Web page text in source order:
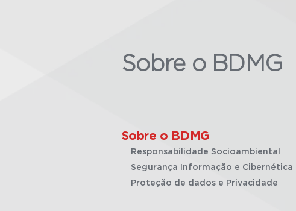
Sobre o BDMG
Sobre o BDMG
Responsabilidade Socioambiental
Segurança Informação e Cibernética
Proteção de dados e Privacidade